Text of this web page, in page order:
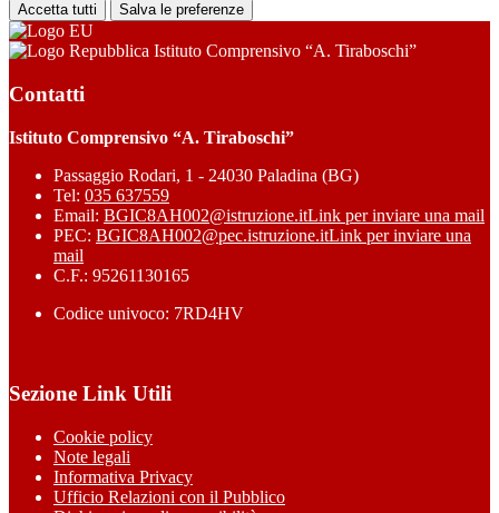
Accetta tutti Salva le preferenze
Istituto Comprensivo “A. Tiraboschi”
Contatti
Istituto Comprensivo “A. Tiraboschi”
Passaggio Rodari, 1 - 24030 Paladina (BG)
Tel: 035 637559
Email: BGIC8AH002@istruzione.itLink per inviare una mail
PEC: BGIC8AH002@pec.istruzione.itLink per inviare una
mail
C.F.: 95261130165
Codice univoco: 7RD4HV
Sezione Link Utili
Cookie policy
Note legali
Informativa Privacy
Ufficio Relazioni con il Pubblico